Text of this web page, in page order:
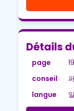
Détails
page
conseil
langue